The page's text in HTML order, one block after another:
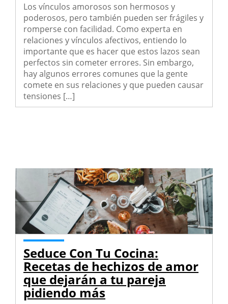
Los vínculos amorosos son hermosos y
poderosos, pero también pueden ser frágiles y
romperse con facilidad. Como experta en
relaciones y vínculos afectivos, entiendo lo
importante que es hacer que estos lazos sean
perfectos sin cometer errores. Sin embargo,
hay algunos errores comunes que la gente
comete en sus relaciones y que pueden causar
tensiones […]
Seduce Con Tu Cocina:
Recetas de hechizos de amor
que dejarán a tu pareja
pidiendo más